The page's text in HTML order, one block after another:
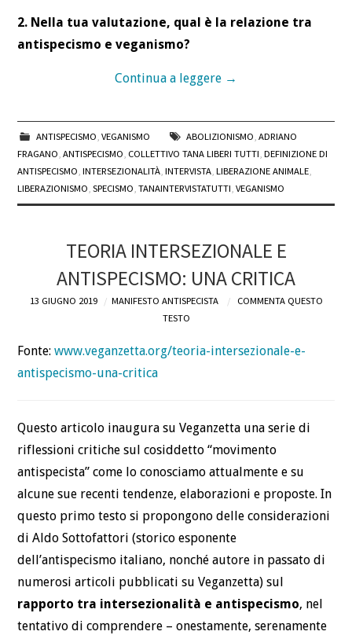
2. Nella tua valutazione, qual è la relazione tra
antispecismo e veganismo?
Continua a leggere →
ANTISPECISMO VEGANISMO ABOLIZIONISMO ADRIANO
FRAGANO ,ANTISPECISMO COLLETTIVO TANA LIBERI TUTTI ,DEFINIZIONE DI
ANTISPECISMO ,INTERSEZIONALITÀ ,INTERVISTA ,LIBERAZIONE ANIMALE
LIBERAZIONISMO ,SPECISMO ,TANAINTERVISTATUTTI ,VEGANISMO
TEORIA INTERSEZIONALE E
ANTISPECISMO: UNA CRITICA
13 GIUGNO 2019 MANIFESTO ANTISPECISTA
COMMENTA QUESTO
TESTO
Fonte:www.veganzetta.org/teoria-intersezionale-e-
antispecismo-una-critica
Questo articolo inaugura su Veganzetta una serie di
riflessioni critiche sul cosiddetto “movimento
antispecista” come lo conosciamo attualmente e su
alcune sue recenti tendenze, elaborazioni e proposte. In
questo primo testo si propongono delle considerazioni
di Aldo Sottofattori (storico esponente
dell’antispecismo italiano, nonché autore in passato di
numerosi articoli pubblicati su Veganzetta) sul
rapporto tra intersezionalità e antispecismo, nel
tentativo di comprendere – onestamente, serenamente